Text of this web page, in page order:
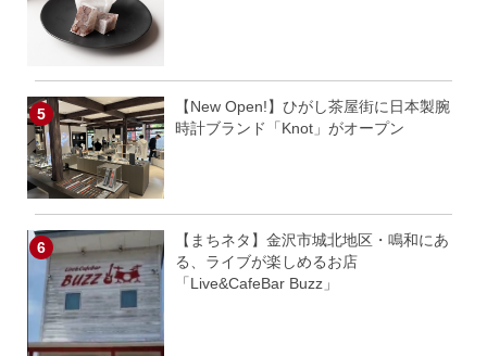
【New Open!】ひがし茶屋街に日本製腕
時計ブランド「Knot」がオープン
【まちネタ】金沢市城北地区・鳴和にあ
る、ライブが楽しめるお店
「Live&CafeBar Buzz」